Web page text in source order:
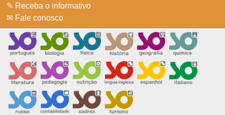
✎ Receba o informativo
✉ Fale conosco